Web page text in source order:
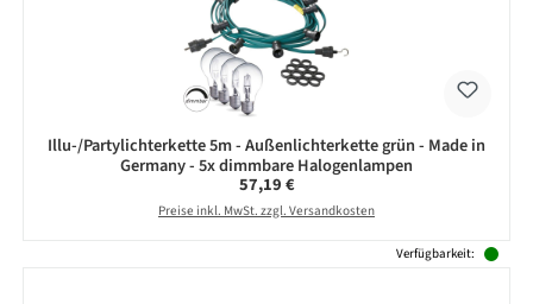
Illu-/Partylichterkette 5m - Außenlichterkette grün - Made in
Germany - 5x dimmbare Halogenlampen
Regulärer Preis:
57,19 €
Preise inkl. MwSt. zzgl. Versandkosten
Verfügbarkeit: